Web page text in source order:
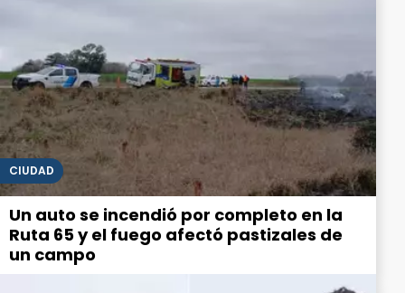
CIUDAD
Un auto se incendió por completo en la
Ruta 65 y el fuego afectó pastizales de
un campo